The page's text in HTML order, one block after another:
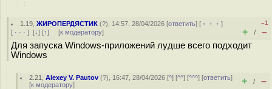
1.19 ,ЖИРОПЕРДЯСТИК (?), 14:57, 28/04/2026 [ответить] [ ﹢﹢﹢]
[ · · · ] [↓] [↑] [к модератору]
–1
+ / –
Для запуска Windows-приложений лудше всего подходит
Windows
2.21 ,Alexey V. Pautov (?), 16:47, 28/04/2026 [^] [^^] [^^^] [ответить]
[к модератору] + / –